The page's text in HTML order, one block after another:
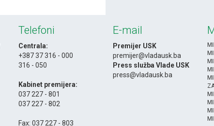
Telefoni
Centrala:
+387 37 316 - 000
316 - 050
Kabinet premijera:
037 227 - 801
037 227 - 802
Fax: 037 227 - 803
E-mail
Premijer USK
premijer@vladausk.ba
Press služba Vlade USK
press@vladausk.ba